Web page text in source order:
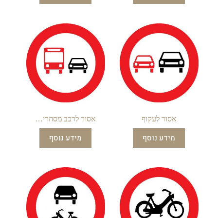
אסור לעקוף
מידע נוסף
אסור לרכב מסחרי…
מידע נוסף